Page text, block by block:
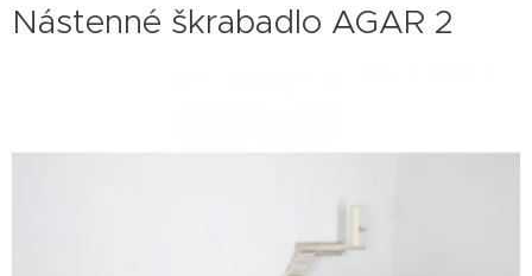
Nástenné škrabadlo AGAR 2